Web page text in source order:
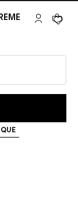
L'account
Il tuo